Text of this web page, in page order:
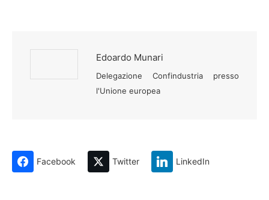
Edoardo Munari
Delegazione Confindustria presso
l'Unione europea
Facebook Twitter LinkedIn